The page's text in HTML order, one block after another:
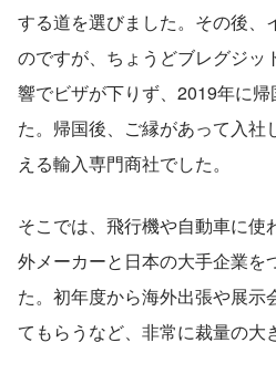
する道を選びました。その後、
のですが、ちょうどブレグジッ
響でビザが下りず、2019年に
た。帰国後、ご縁があって入社
える輸入専門商社でした。
そこでは、飛行機や自動車に使
外メーカーと日本の大手企業を
た。初年度から海外出張や展示
てもらうなど、非常に裁量の大